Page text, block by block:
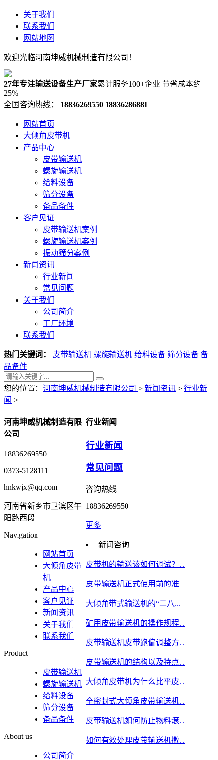
关于我们
联系我们
网站地图
欢迎光临河南坤威机械制造有限公司！
27年专注输送设备生产厂家累计服务100+企业 节省成本约
25%
全国咨询热线：
18836269550 18836286881
网站首页
大倾角皮带机
产品中心
皮带输送机
螺旋输送机
给料设备
筛分设备
备品备件
客户见证
皮带输送机案例
螺旋输送机案例
振动筛分案例
新闻资讯
行业新闻
常见问题
关于我们
公司简介
工厂环境
联系我们
热门关键词： 皮带输送机 螺旋输送机 给料设备 筛分设备 备
品备件
您的位置： 河南坤威机械制造有限公司 > 新闻资讯 > 行业新
闻 >
行业新闻
行业新闻
常见问题
咨询热线
18836269550
更多
新闻咨询
皮带机的输送该如何调试？...
皮带输送机正式使用前的准...
大倾角带式输送机的“二八...
矿用皮带输送机的操作规程...
皮带输送机皮带跑偏调整方...
皮带输送机的结构以及特点...
大倾角皮带机为什么比平皮...
全密封式大倾角皮带输送机...
皮带输送机如何防止物料滾...
如何有效处理皮带输送机撒...
河南坤威机械制造有限
公司
18836269550
0373-5128111
hnkwjx@qq.com
河南省新乡市卫滨区午
阳路西段
Navigation
网站首页
大倾角皮带
机
产品中心
客户见证
新闻资讯
关于我们
联系我们
Product
皮带输送机
螺旋输送机
给料设备
筛分设备
备品备件
About us
公司简介